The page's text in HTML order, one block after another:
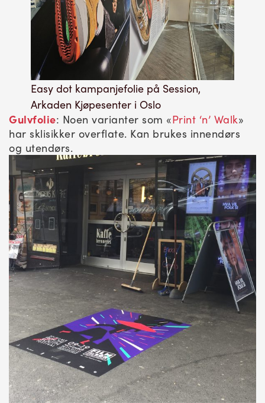
Easy dot kampanjefolie på Session,
Arkaden Kjøpesenter i Oslo
Gulvfolie: Noen varianter som «Print ‘n’ Walk»
har sklisikker overflate. Kan brukes innendørs
og utendørs.